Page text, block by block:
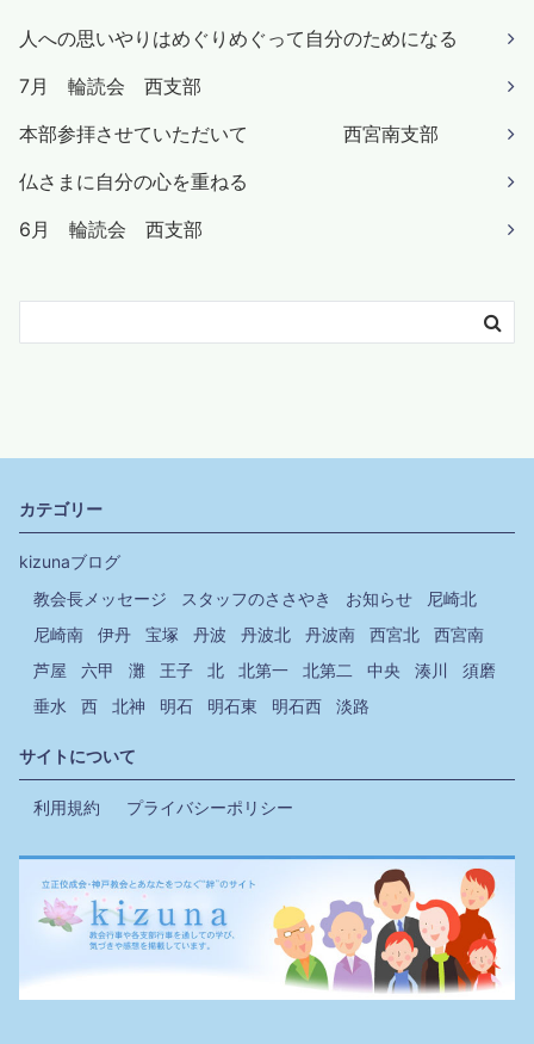
人への思いやりはめぐりめぐって自分のためになる
7月 輪読会 西支部
本部参拝させていただいて 西宮南支部
仏さまに自分の心を重ねる
6月 輪読会 西支部
カテゴリー
kizunaブログ
教会長メッセージ
スタッフのささやき お知らせ
尼崎北
尼崎南
伊丹 宝塚 丹波 丹波北 丹波南 西宮北
西宮南
芦屋
六甲 灘 王子 北 北第一 北第二 中央 湊川
須磨
垂水
西 北神 明石 明石東 明石西 淡路
サイトについて
利用規約 プライバシーポリシー